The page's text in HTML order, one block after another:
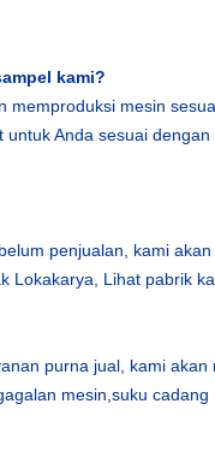
kami?
memproduksi mesin
Anda sesuai
penjualan, kami
Lokakarya, Lihat pabrik
purna jual, kami
mesin,suku